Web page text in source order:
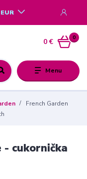
Menu
EUR
0
0 €
French Garden
- cukornička